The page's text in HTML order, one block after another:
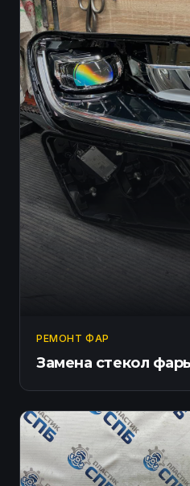
РЕМОНТ ФАР
Замена стекол